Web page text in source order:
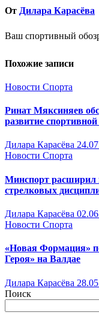
От Дилара Карасёва
Ваш спортивный
Похожие записи
Новости Спорта
Ринат Мяксиняев
развитие
Дилара Карасёва
Новости Спорта
Минспорт расширил
стрелковых
Дилара Карасёва
Новости Спорта
«Новая Формация»
Героя» на Валдае
Дилара Карасёва
Поиск